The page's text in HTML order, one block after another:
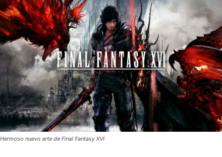
Hermoso nuevo arte de Final Fantasy XVI